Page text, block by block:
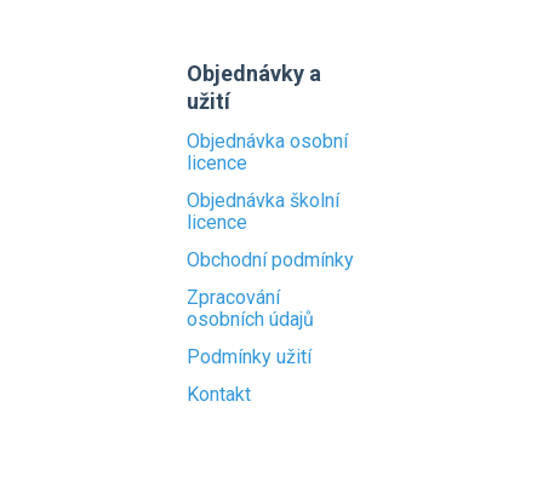
Objednávky a
užití
Objednávka osobní
licence
Objednávka školní
licence
Obchodní podmínky
Zpracování
osobních údajů
Podmínky užití
Kontakt